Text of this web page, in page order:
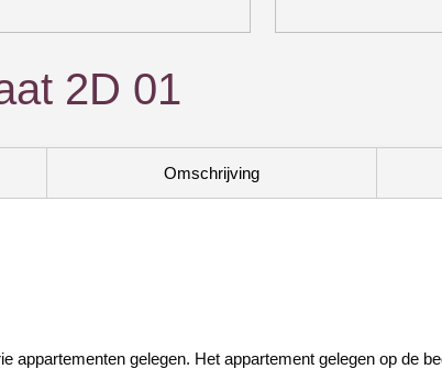
2D 01
Omschrijving
gelegen. Het appartement gelegen op de